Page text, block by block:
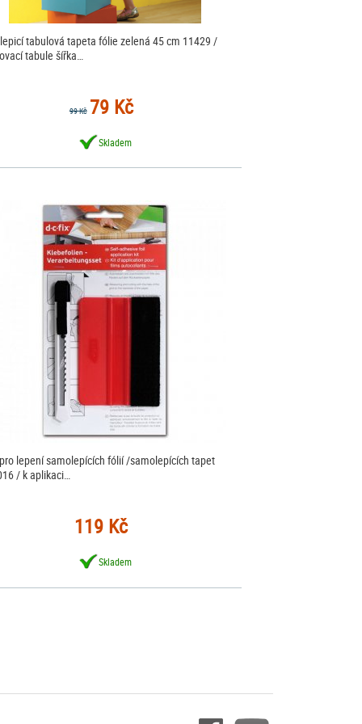
tabulová tapeta fólie zelená 45 cm 11429 /
tabule šířka…
99 Kč 79 Kč
Skladem
lepení samolepících fólií /samolepících tapet
/ k aplikaci…
119 Kč
Skladem